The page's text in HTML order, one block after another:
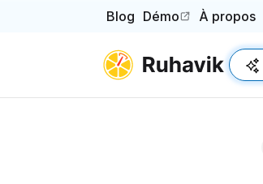
Blog Démo
(opens in a new tab)
À propos